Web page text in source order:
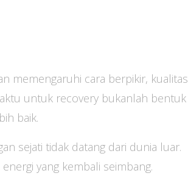
memengaruhi cara berpikir, kualitas
untuk recovery bukanlah bentuk
baik.
sejati tidak datang dari dunia luar.
yang kembali seimbang.